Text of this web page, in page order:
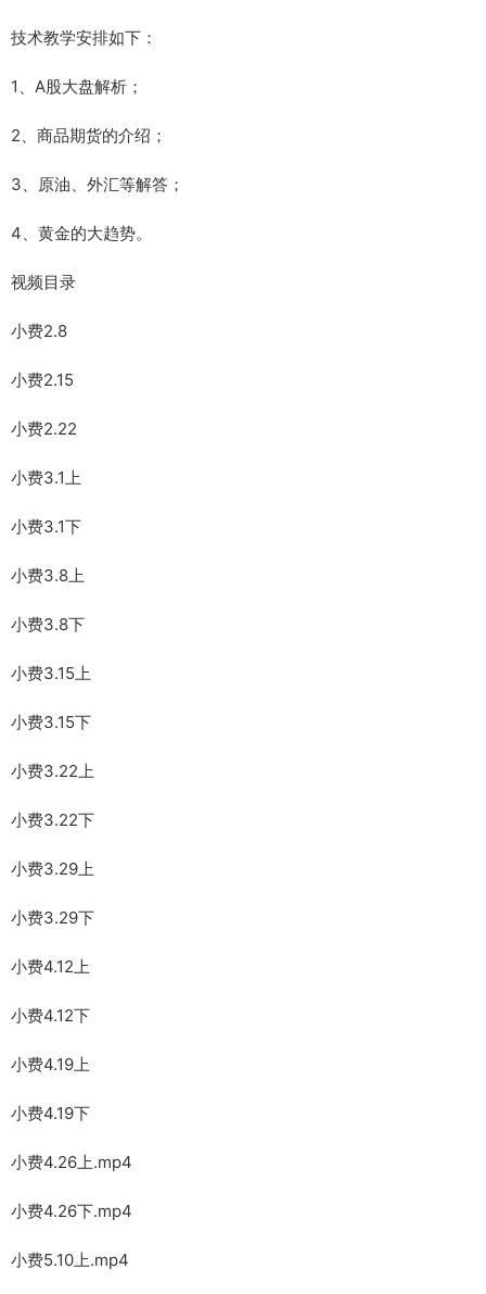
技术教学安排如下：
1、A股大盘解析；
2、商品期货的介绍；
3、原油、外汇等解答；
4、黄金的大趋势。
视频目录
小费2.8
小费2.15
小费2.22
小费3.1上
小费3.1下
小费3.8上
小费3.8下
小费3.15上
小费3.15下
小费3.22上
小费3.22下
小费3.29上
小费3.29下
小费4.12上
小费4.12下
小费4.19上
小费4.19下
小费4.26上.mp4
小费4.26下.mp4
小费5.10上.mp4